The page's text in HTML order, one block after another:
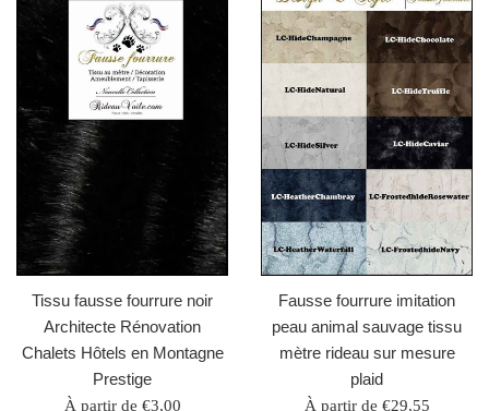
Tissu fausse fourrure noir
Architecte Rénovation
Chalets Hôtels en Montagne
Prestige
À partir de €3,00
Fausse fourrure imitation
peau animal sauvage tissu
mètre rideau sur mesure
plaid
À partir de €29,55